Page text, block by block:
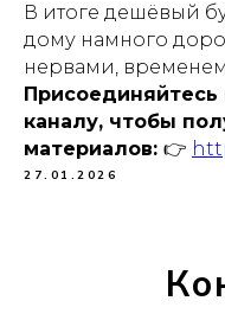
В итоге дешёвый
дому намного
нервами,
каналу, чтобы
материалов: 👉
27.01.2026